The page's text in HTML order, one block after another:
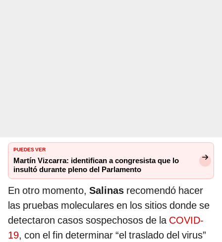
PUEDES VER
Martín Vizcarra: identifican a congresista que lo
insultó durante pleno del Parlamento
En otro momento, Salinas recomendó hacer
las pruebas moleculares en los sitios donde se
detectaron casos sospechosos de la COVID-
19, con el fin determinar “el traslado del virus”